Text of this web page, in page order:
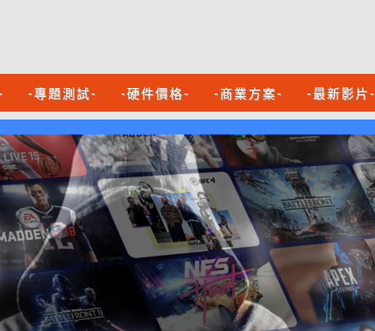
-專題測試- -硬件價格- -商業方案- -最新影片-